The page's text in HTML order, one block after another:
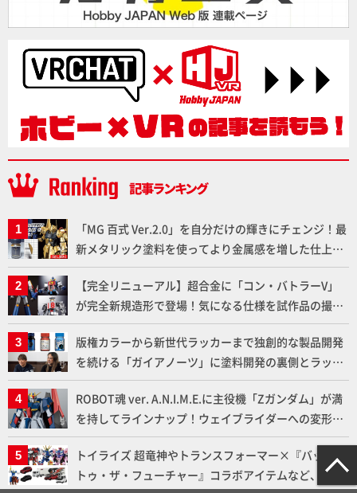
「MG 百式 Ver.2.0」を自分だけの輝きにチェンジ！最
新メタリック塗料を使ってより金属感を増した仕上が
りに!!【試し読み】
【完全リニューアル】超合金に「コン・バトラーV」
が完全新規造形で登場！気になる仕様を試作品の撮り
下ろしでご紹介!!さらに「大鉄人17」＆「ワンエイ
ト」セット情報もお届け！【超合金の魂】
版権カラーから新世代ラッカーまで独創的な製品開発
を続ける「ガイアノーツ」に塗料開発の裏側とラッカ
ー塗料の未来についてインタビュー！
ROBOT魂 ver. A.N.I.M.E.に主役機「Zガンダム」が満
を持してラインナップ！ウェイブライダーへの変形、
劇中どおりのプロポーションを再現【機動戦士Zガン
ダム】
トイライズ 超竜神やトランスフォーマー×『バック・
トゥ・ザ・フューチャー』コラボアイテムなど、タカ